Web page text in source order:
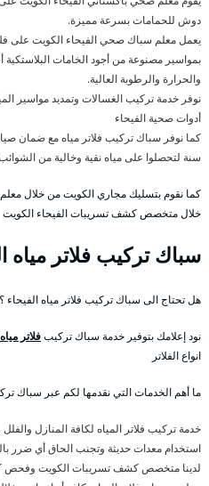
دوش للحمامات بسرعة مميزة.
يعمل معلم سباك صحي الفيحاء الكويت على فك
بمواسير مصنوعة من أجود الخامات
والحرارة والرطوبة العالية.
نوفر خدمة تركيب الغسالات وتمديد مواسير
أدوات صحية الفيحاء
كما نوفر سباك تركيب فلاتر مياه مع ضمان
سنة لتحصلوا على مياه نقية وخالية من
كما نقوم بتسليك مجاري الكويت من خلال
خلال متخصص كشف تسريبات الفيحاء الكويت
سباك تركيب فلاتر مياه
هل تحتاج الى سباك تركيب فلاتر مياه الفيحاء ؟
نود إعلامك بتوفير خدمة سباك تركيبفلاتر مياه
انواع الفلاتر
ما أهم الخدمات التي نقدمها لكم عبر سباك
خدمة تركيب فلاتر المياه لكافة المنازل
استخدام معدات حديثة وتجنب الحاق أي ضرر
لدينا متخصص كشف تسريبات الكويت وفحص